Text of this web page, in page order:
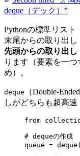
deque（デック）”
Pythonの標準リスト
末尾からの取り出し
先頭からの取り出し
ります（要素を一
め）。
deque
（Double-
しがどちらも超高速
from
# dequeの作成
queue = deque (